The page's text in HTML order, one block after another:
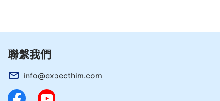
聯繫我們
info@expecthim.com